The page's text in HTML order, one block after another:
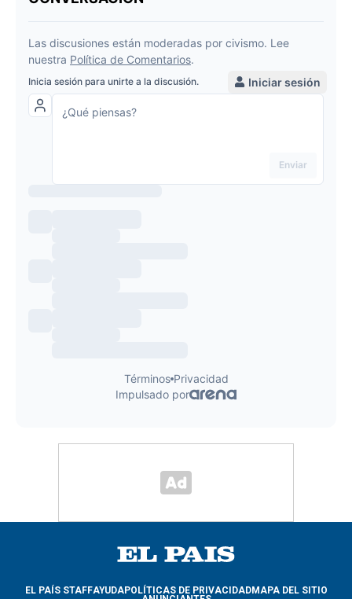
EL PAÍS STAFFAYUDAPOLÍTICAS DE PRIVACIDADMAPA DEL SITIO